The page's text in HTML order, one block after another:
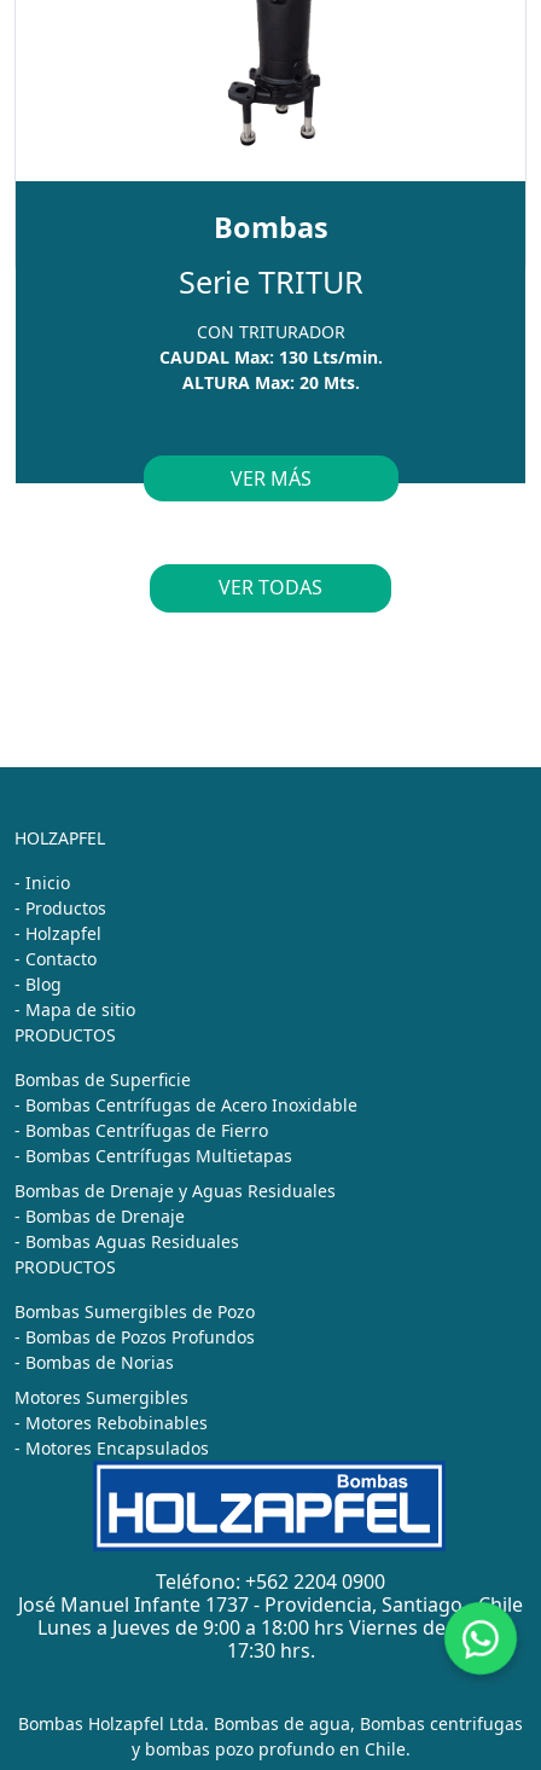
Bombas
Serie TRITUR
CON TRITURADOR
CAUDAL Max: 130 Lts/min.
ALTURA Max: 20 Mts.
VER MÁS
VER TODAS
HOLZAPFEL
- Inicio
- Productos
- Holzapfel
- Contacto
- Blog
- Mapa de sitio
PRODUCTOS
Bombas de Superficie
- Bombas Centrífugas de Acero Inoxidable
- Bombas Centrífugas de Fierro
- Bombas Centrífugas Multietapas
Bombas de Drenaje y Aguas Residuales
- Bombas de Drenaje
- Bombas Aguas Residuales
PRODUCTOS
Bombas Sumergibles de Pozo
- Bombas de Pozos Profundos
- Bombas de Norias
Motores Sumergibles
- Motores Rebobinables
- Motores Encapsulados
Teléfono: +562 2204 0900
José Manuel Infante 1737 - Providencia, Santiago - Chile
Lunes a Jueves de 9:00 a 18:00 hrs Viernes de 9:00 a
17:30 hrs.
Bombas Holzapfel Ltda. Bombas de agua, Bombas centrifugas
y bombas pozo profundo en Chile.